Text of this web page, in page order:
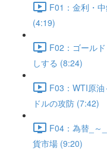
F01：金利・
(4:19)
F02：ゴール
しする (8:24)
F03：WTI原
ドルの攻防 (7:42)
F04：為替_～
貨市場 (9:20)